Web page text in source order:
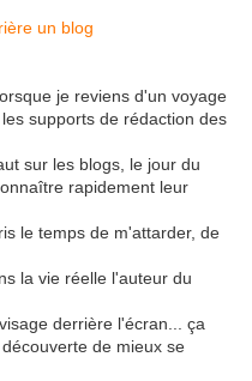
je reviens d'un voyage
supports de rédaction des
sur les blogs, le jour du
rapidement leur
le temps de m'attarder, de
la vie réelle l'auteur du
derrière l'écran... ça
de mieux se